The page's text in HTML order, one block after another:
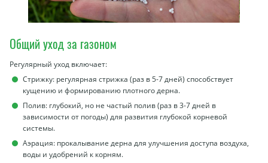
Общий уход за газоном
Регулярный уход включает:
Стрижку: регулярная стрижка (раз в 5-7 дней) способствует
кущению и формированию плотного дерна.
Полив: глубокий, но не частый полив (раз в 3-7 дней в
зависимости от погоды) для развития глубокой корневой
системы.
Аэрация: прокалывание дерна для улучшения доступа воздуха,
воды и удобрений к корням.